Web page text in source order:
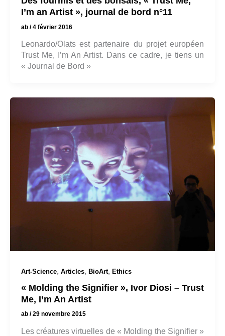
I’m an Artist », journal de bord n°11
ab /4 février 2016
Leonardo/Olats est partenaire du projet européen
Trust Me, I’m An Artist. Dans ce cadre, je tiens un
« Journal de Bord »
Art-Science, Articles, BioArt, Ethics
« Molding the Signifier », Ivor Diosi – Trust
Me, I’m An Artist
ab /29 novembre 2015
Les créatures virtuelles de « Molding the Signifier »